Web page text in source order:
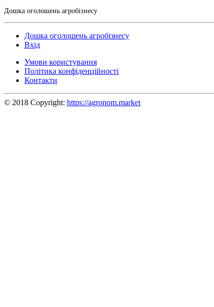
Дошка оголошень агробізнесу
Дошка оголошень агробізнесу
Вхід
Умови користування
Політика конфіденційності
Контакти
© 2018 Copyright: https://agronom.market